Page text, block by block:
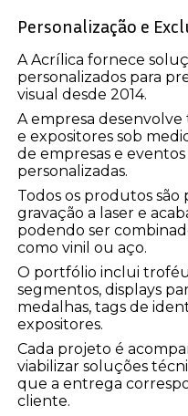
Personalização e
A Acrílica fornece
personalizados para
visual desde 2014.
A empresa desenvolve
e expositores sob
de empresas e
personalizadas.
Todos os produtos
gravação a laser e
podendo ser
como vinil ou aço.
O portfólio inclui
segmentos, displays
medalhas, tags de
expositores.
Cada projeto é
viabilizar soluções
que a entrega
cliente.